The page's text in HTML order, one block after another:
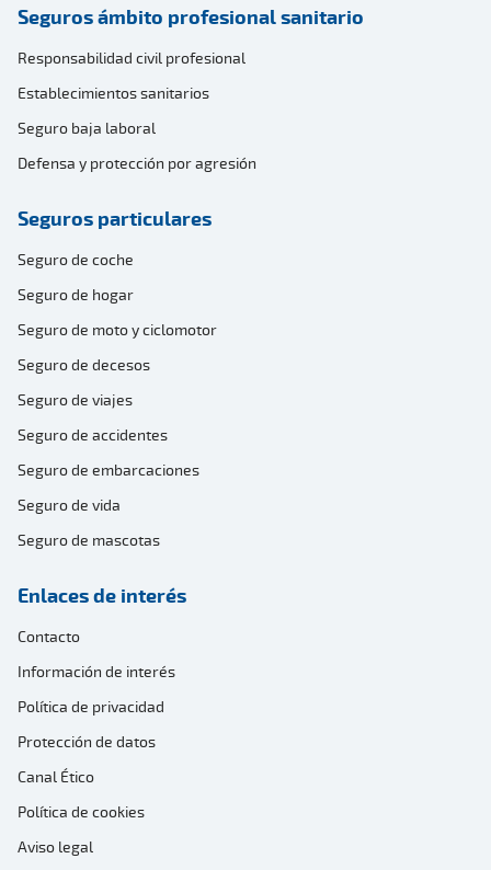
Seguros ámbito profesional sanitario
Responsabilidad civil profesional
Establecimientos sanitarios
Seguro baja laboral
Defensa y protección por agresión
Seguros particulares
Seguro de coche
Seguro de hogar
Seguro de moto y ciclomotor
Seguro de decesos
Seguro de viajes
Seguro de accidentes
Seguro de embarcaciones
Seguro de vida
Seguro de mascotas
Enlaces de interés
Contacto
Información de interés
Política de privacidad
Protección de datos
Canal Ético
Política de cookies
Aviso legal